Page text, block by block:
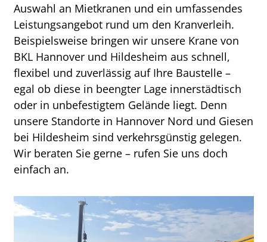
Auswahl an Mietkranen und ein umfassendes
Leistungsangebot rund um den Kranverleih.
Beispielsweise bringen wir unsere Krane von
BKL Hannover und Hildesheim aus schnell,
flexibel und zuverlässig auf Ihre Baustelle –
egal ob diese in beengter Lage innerstädtisch
oder in unbefestigtem Gelände liegt. Denn
unsere Standorte in Hannover Nord und Giesen
bei Hildesheim sind verkehrsgünstig gelegen.
Wir beraten Sie gerne – rufen Sie uns doch
einfach an.